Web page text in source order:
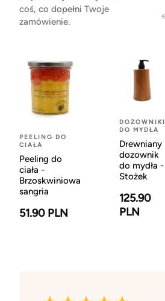
coś, co dopełni Twoje
zamówienie.
PEELING DO
CIAŁA
Peeling do
ciała -
Brzoskwiniowa
sangria
51.90 PLN
DOZOWNIKI
DO MYDŁA
Drewniany
dozownik
do mydła -
Stożek
125.90
PLN